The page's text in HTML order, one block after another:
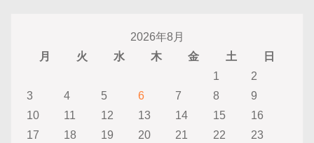
2026年8月
月
火 水 木 金 土
日
1
2
3
4 5 6 7 8
9
10
11 12 13 14 15
16
17
18 19 20 21 22
23